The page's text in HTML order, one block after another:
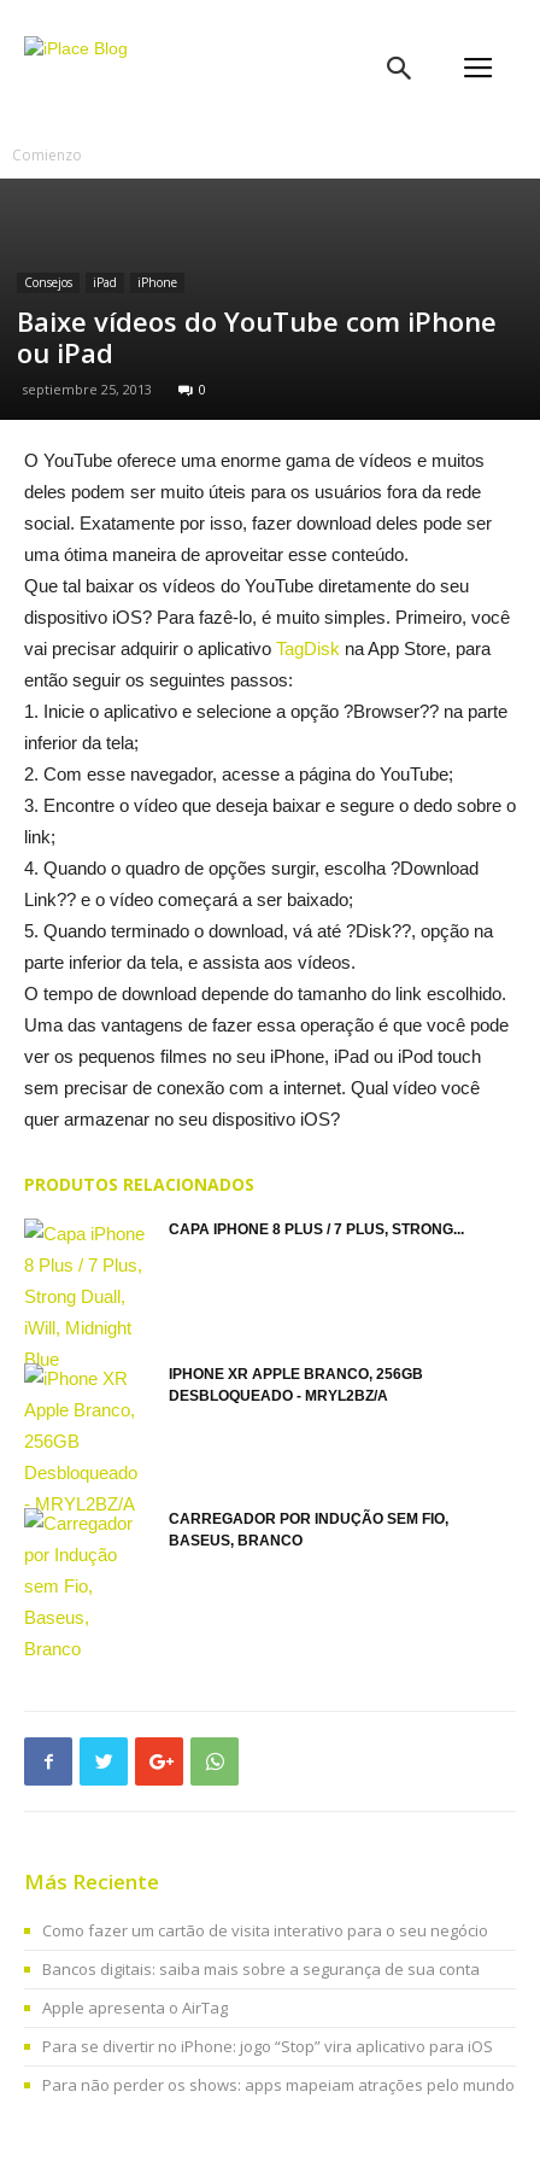
Comienzo
Consejos iPad iPhone
Baixe vídeos do YouTube com iPhone
ou iPad
septiembre 25, 2013 0
O YouTube oferece uma enorme gama de vídeos e muitos
deles podem ser muito úteis para os usuários fora da rede
social. Exatamente por isso, fazer download deles pode ser
uma ótima maneira de aproveitar esse conteúdo.
Que tal baixar os vídeos do YouTube diretamente do seu
dispositivo iOS? Para fazê-lo, é muito simples. Primeiro, você
vai precisar adquirir o aplicativo TagDisk na App Store, para
então seguir os seguintes passos:
1. Inicie o aplicativo e selecione a opção ?Browser?? na parte
inferior da tela;
2. Com esse navegador, acesse a página do YouTube;
3. Encontre o vídeo que deseja baixar e segure o dedo sobre o
link;
4. Quando o quadro de opções surgir, escolha ?Download
Link?? e o vídeo começará a ser baixado;
5. Quando terminado o download, vá até ?Disk??, opção na
parte inferior da tela, e assista aos vídeos.
O tempo de download depende do tamanho do link escolhido.
Uma das vantagens de fazer essa operação é que você pode
ver os pequenos filmes no seu iPhone, iPad ou iPod touch
sem precisar de conexão com a internet. Qual vídeo você
quer armazenar no seu dispositivo iOS?
PRODUTOS RELACIONADOS
CAPA IPHONE 8 PLUS / 7 PLUS, STRONG...
IPHONE XR APPLE BRANCO, 256GB
DESBLOQUEADO - MRYL2BZ/A
CARREGADOR POR INDUÇÃO SEM FIO,
BASEUS, BRANCO
Más Reciente
Como fazer um cartão de visita interativo para o seu negócio
Bancos digitais: saiba mais sobre a segurança de sua conta
Apple apresenta o AirTag
Para se divertir no iPhone: jogo “Stop” vira aplicativo para iOS
Para não perder os shows: apps mapeiam atrações pelo mundo